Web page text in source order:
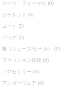
スーツ・フォーマル (0)
ジャケット (0)
コート (0)
バッグ (0)
靴（シューズ/ヒール） (0)
ファッション雑貨 (0)
アクセサリー (0)
アンダーウエア (0)